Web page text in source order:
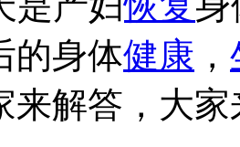
的身体健康 ，
来解答，大